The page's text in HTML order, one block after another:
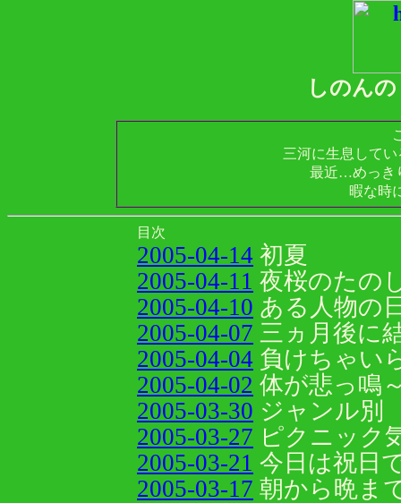
しのん
三河に生息して
最近…めっき
暇な時
目次
2005-04-14 初夏
2005-04-11 夜桜のたの
2005-04-10 ある人物の
2005-04-07 三ヵ月後に
2005-04-04 負けちゃい
2005-04-02 体が悲っ鳴
2005-03-30 ジャンル別
2005-03-27 ピクニック
2005-03-21 今日は祝日
2005-03-17 朝から晩ま